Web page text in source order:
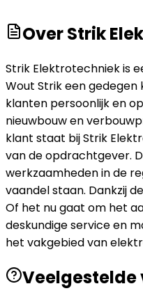
OverStrik
Strik Elektrotechniek is
Wout Strik een
klanten persoonlijk en
nieuwbouw en
klant staat bij Strik
van de opdrachtgever.
werkzaamheden in de
vaandel staan. Dankzij
Of het nu gaat om het
deskundige service en
het vakgebied van
Veelgestelde